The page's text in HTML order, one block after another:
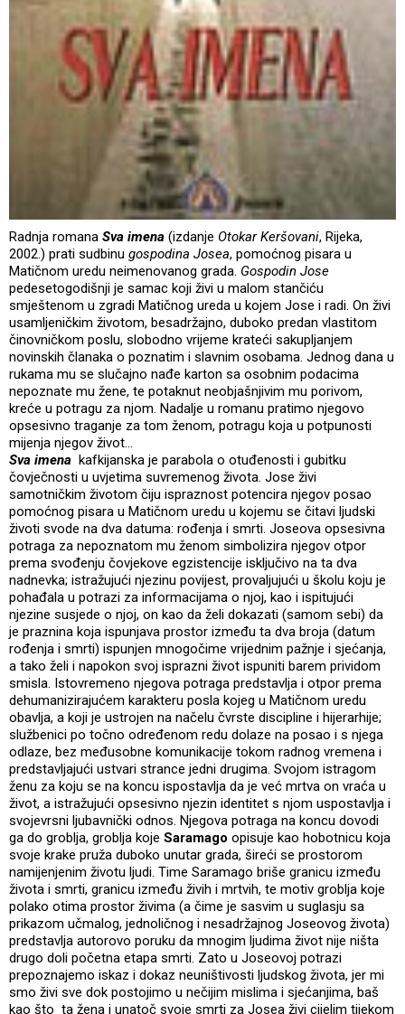
Radnja romana Sva imena (izdanje Otokar Keršovani, Rijeka,
2002.) prati sudbinu gospodina Josea, pomoćnog pisara u
Matičnom uredu neimenovanog grada. Gospodin Jose
pedesetogodišnji je samac koji živi u malom stančiću
smještenom u zgradi Matičnog ureda u kojem Jose i radi. On živi
usamljeničkim životom, besadržajno, duboko predan vlastitom
činovničkom poslu, slobodno vrijeme krateći sakupljanjem
novinskih članaka o poznatim i slavnim osobama. Jednog dana u
rukama mu se slučajno nađe karton sa osobnim podacima
nepoznate mu žene, te potaknut neobjašnjivim mu porivom,
kreće u potragu za njom. Nadalje u romanu pratimo njegovo
opsesivno traganje za tom ženom, potragu koja u potpunosti
mijenja njegov život...
Sva imena kafkijanska je parabola o otuđenosti i gubitku
čovječnosti u uvjetima suvremenog života. Jose živi
samotničkim životom čiju ispraznost potencira njegov posao
pomoćnog pisara u Matičnom uredu u kojemu se čitavi ljudski
životi svode na dva datuma: rođenja i smrti. Joseova opsesivna
potraga za nepoznatom mu ženom simbolizira njegov otpor
prema svođenju čovjekove egzistencije isključivo na ta dva
nadnevka; istražujući njezinu povijest, provaljujući u školu koju je
pohađala u potrazi za informacijama o njoj, kao i ispitujući
njezine susjede o njoj, on kao da želi dokazati (samom sebi) da
je praznina koja ispunjava prostor između ta dva broja (datum
rođenja i smrti) ispunjen mnogočime vrijednim pažnje i sjećanja,
a tako želi i napokon svoj isprazni život ispuniti barem prividom
smisla. Istovremeno njegova potraga predstavlja i otpor prema
dehumanizirajućem karakteru posla kojeg u Matičnom uredu
obavlja, a koji je ustrojen na načelu čvrste discipline i hijerarhije;
službenici po točno određenom redu dolaze na posao i s njega
odlaze, bez međusobne komunikacije tokom radnog vremena i
predstavljajući ustvari strance jedni drugima. Svojom istragom
ženu za koju se na koncu ispostavlja da je već mrtva on vraća u
život, a istražujući opsesivno njezin identitet s njom uspostavlja i
svojevrsni ljubavnički odnos. Njegova potraga na koncu dovodi
ga do groblja, groblja koje Saramago opisuje kao hobotnicu koja
svoje krake pruža duboko unutar grada, šireći se prostorom
namijenjenim životu ljudi. Time Saramago briše granicu između
života i smrti, granicu između živih i mrtvih, te motiv groblja koje
polako otima prostor živima (a čime je sasvim u suglasju sa
prikazom učmalog, jednoličnog i nesadržajnog Joseovog života)
predstavlja autorovo poruku da mnogim ljudima život nije ništa
drugo doli početna etapa smrti. Zato u Joseovoj potrazi
prepoznajemo iskaz i dokaz neuništivosti ljudskog života, jer mi
smo živi sve dok postojimo u nečijim mislima i sjećanjima, baš
kao što ta žena i unatoč svoje smrti za Josea živi cijelim tijekom